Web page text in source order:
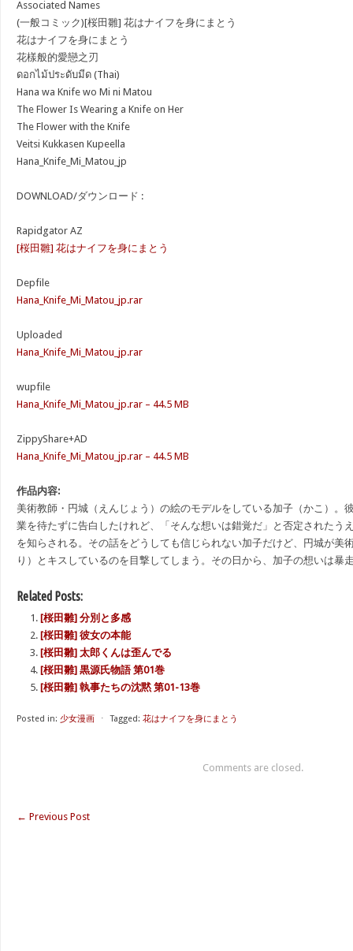
Associated Names
(一般コミック)[桜田雛] 花はナイフを身にまとう
花はナイフを身にまとう
花樣般的愛戀之刃
ดอกไม้ประดับมีด (Thai)
Hana wa Knife wo Mi ni Matou
The Flower Is Wearing a Knife on Her
The Flower with the Knife
Veitsi Kukkasen Kupeella
Hana_Knife_Mi_Matou_jp
DOWNLOAD/ダウンロード :
Rapidgator AZ
[桜田雛] 花はナイフを身にまとう
Depfile
Hana_Knife_Mi_Matou_jp.rar
Uploaded
Hana_Knife_Mi_Matou_jp.rar
wupfile
Hana_Knife_Mi_Matou_jp.rar – 44.5 MB
ZippyShare+AD
Hana_Knife_Mi_Matou_jp.rar – 44.5 MB
作品内容:
美術教師・円城（えんじょう）の絵のモデルをしている加子（かこ）。
業を待たずに告白したけれど、「そんな想いは錯覚だ」と否定されたう
を知らされる。その話をどうしても信じられない加子だけど、円城が美
り）とキスしているのを目撃してしまう。その日から、加子の想いは
Related Posts:
[桜田雛] 分別と多感
[桜田雛] 彼女の本能
[桜田雛] 太郎くんは歪んでる
[桜田雛] 黒源氏物語 第01巻
[桜田雛] 執事たちの沈黙 第01-13巻
Posted in: 少女漫画 ⋅ Tagged: 花はナイフを身にまとう
Comments are closed.
← Previous Post